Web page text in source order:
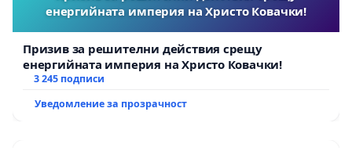
енергийната империя на Христо Ковачки!
Призив за решителни действия срещу
енергийната империя на Христо Ковачки!
3 245 подписи
Уведомление за прозрачност